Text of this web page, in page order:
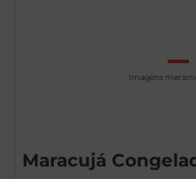
Imagens
Maracujá